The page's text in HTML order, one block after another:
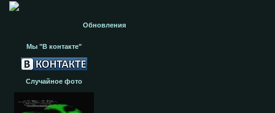
Обновления
Мы "В контакте"
Случайное фото